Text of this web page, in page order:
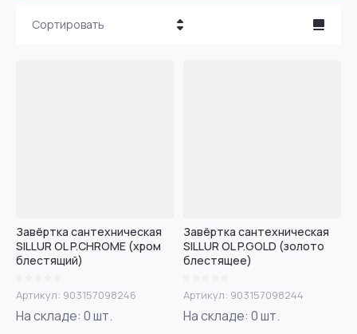
Сортировать
Завёртка сантехническая
SILLUR OL P.CHROME (хром
блестящий)
Артикул: 903157098246
На складе: 0шт.
Завёртка сантехническая
SILLUR OL P.GOLD (золото
блестящее)
Артикул: 903157098244
На складе: 0шт.